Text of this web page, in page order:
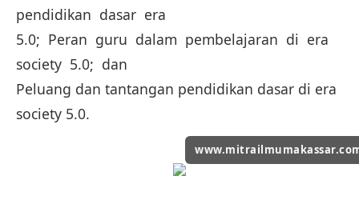
pendidikan dasar era
5.0; Peran guru dalam pembelajaran di era
society 5.0; dan
Peluang dan tantangan pendidikan dasar di era
society 5.0.